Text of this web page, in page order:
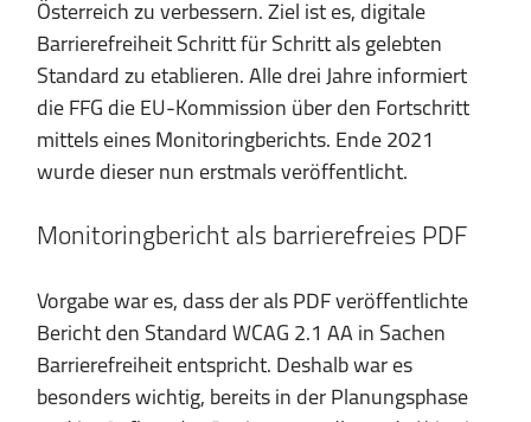
Österreich zu verbessern. Ziel ist es, digitale
Barrierefreiheit Schritt für Schritt als gelebten
Standard zu etablieren. Alle drei Jahre informiert
die FFG die EU-Kommission über den Fortschritt
mittels eines Monitoringberichts. Ende 2021
wurde dieser nun erstmals veröffentlicht.
Monitoringbericht als barrierefreies PDF
Vorgabe war es, dass der als PDF veröffentlichte
Bericht den Standard WCAG 2.1 AA in Sachen
Barrierefreiheit entspricht. Deshalb war es
besonders wichtig, bereits in der Planungsphase